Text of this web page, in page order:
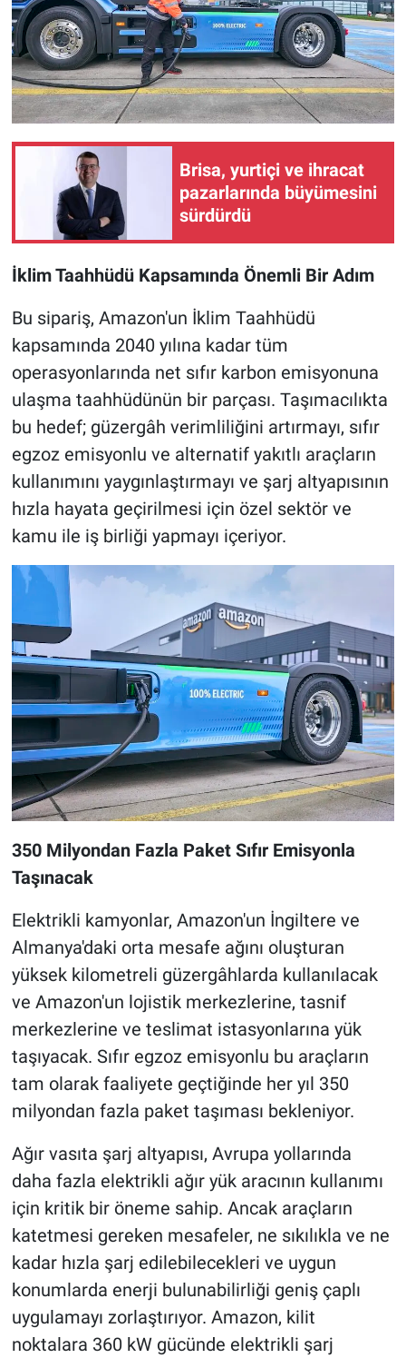
Brisa, yurtiçi ve ihracat
pazarlarında büyümesini
sürdürdü
İklim Taahhüdü Kapsamında Önemli Bir Adım
Bu sipariş, Amazon'un İklim Taahhüdü
kapsamında 2040 yılına kadar tüm
operasyonlarında net sıfır karbon emisyonuna
ulaşma taahhüdünün bir parçası. Taşımacılıkta
bu hedef; güzergâh verimliliğini artırmayı, sıfır
egzoz emisyonlu ve alternatif yakıtlı araçların
kullanımını yaygınlaştırmayı ve şarj altyapısının
hızla hayata geçirilmesi için özel sektör ve
kamu ile iş birliği yapmayı içeriyor.
350 Milyondan Fazla Paket Sıfır Emisyonla
Taşınacak
Elektrikli kamyonlar, Amazon'un İngiltere ve
Almanya'daki orta mesafe ağını oluşturan
yüksek kilometreli güzergâhlarda kullanılacak
ve Amazon'un lojistik merkezlerine, tasnif
merkezlerine ve teslimat istasyonlarına yük
taşıyacak. Sıfır egzoz emisyonlu bu araçların
tam olarak faaliyete geçtiğinde her yıl 350
milyondan fazla paket taşıması bekleniyor.
Ağır vasıta şarj altyapısı, Avrupa yollarında
daha fazla elektrikli ağır yük aracının kullanımı
için kritik bir öneme sahip. Ancak araçların
katetmesi gereken mesafeler, ne sıkılıkla ve ne
kadar hızla şarj edilebilecekleri ve uygun
konumlarda enerji bulunabilirliği geniş çaplı
uygulamayı zorlaştırıyor. Amazon, kilit
noktalara 360 kW gücünde elektrikli şarj